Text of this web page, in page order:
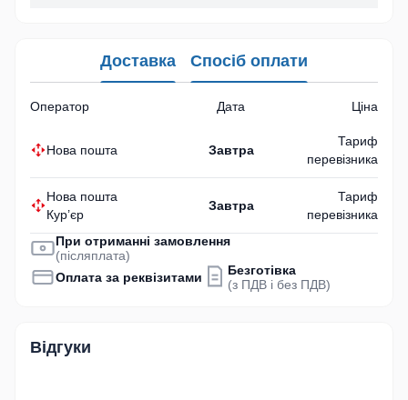
Доставка Спосіб оплати
Оператор Дата Ціна
Нова пошта Завтра
Тариф
перевізника
Нова пошта
Кур’єр
Завтра
Тариф
перевізника
При отриманні замовлення
(післяплата)
Оплата за реквізитами
Безготівка
(з ПДВ і без ПДВ)
Відгуки